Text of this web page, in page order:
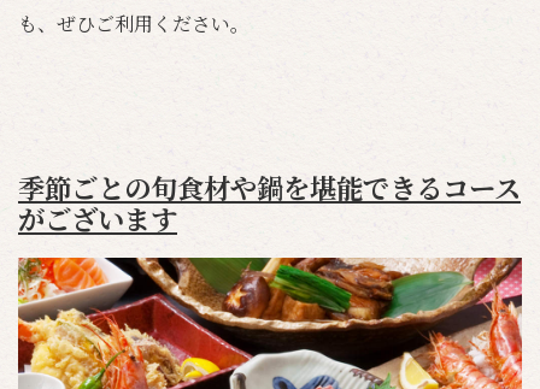
も、ぜひご利用ください。
季節ごとの旬食材や鍋を堪能できるコース
がございます